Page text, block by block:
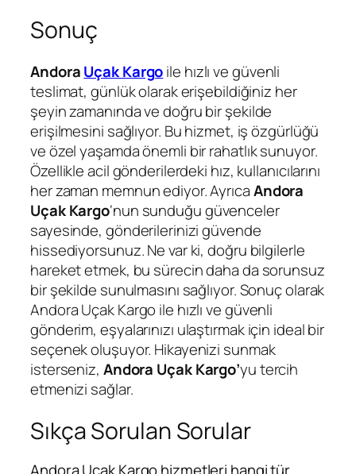
Sonuç
AndoraUçak Kargoile hızlı ve güvenli
teslimat, günlük olarak erişebildiğiniz her
şeyin zamanında ve doğru bir şekilde
erişilmesini sağlıyor. Bu hizmet, iş özgürlüğü
ve özel yaşamda önemli bir rahatlık sunuyor.
Özellikle acil gönderilerdeki hız, kullanıcılarını
her zaman memnun ediyor. AyrıcaAndora
Uçak Kargo‘nun sunduğu güvenceler
sayesinde, gönderilerinizi güvende
hissediyorsunuz. Ne var ki, doğru bilgilerle
hareket etmek, bu sürecin daha da sorunsuz
bir şekilde sunulmasını sağlıyor. Sonuç olarak
Andora Uçak Kargo ile hızlı ve güvenli
gönderim, eşyalarınızı ulaştırmak için ideal bir
seçenek oluşuyor. Hikayenizi sunmak
isterseniz, Andora Uçak Kargo’yu tercih
etmenizi sağlar.
Sıkça Sorulan Sorular